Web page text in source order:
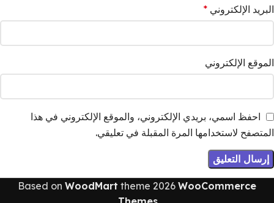
البريد الإلكتروني *
الموقع الإلكتروني
احفظ اسمي، بريدي الإلكتروني، والموقع الإلكتروني في هذا
المتصفح لاستخدامها المرة المقبلة في تعليقي.
Based on WoodMart theme 2026 WooCommerce